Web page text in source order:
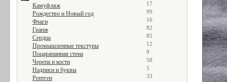
Камуфляж 17
Рождество и Новый год 99
Флаги 16
Гранж 82
Сердца 85
Промышленные текстуры 12
Поцарапанная стена 9
Черепа и кости 58
Надписи и буквы 5
Рентген 33